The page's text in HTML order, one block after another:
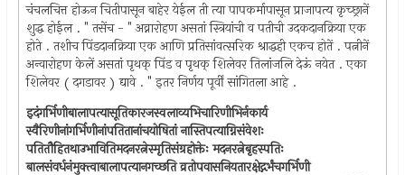
चंचलचित्त होऊन चितीपासून बाहेर येईल ती त्या पापकर्मापासून प्राजापत्य कृच्छ्रानें
शुद्ध होईल . " तसेंच - " अव्नारोहण असतां स्त्रियांची व पतीची उदकदानक्रिया एक
होते . तशीच पिंडदानक्रिया एक आणि प्रतिसांवत्सरिक श्राद्धही एकच होतें . पत्नीनें
अन्वारोहण केलें असतां पृथक् पिंड व पृथक् शिलेवर तिलांजलि देऊं नयेत . एका
शिलेवर ( दगडावर ) द्यावे . " इतर निर्णय पूर्वीं सांगितला आहे .
इदंगर्भिणीबालापत्यासूतिकारजस्वलाव्यभिचारिणीभिर्नकार्य
स्वैरिणीनांगर्भिणीनांपतितानांचयोषितां नास्तिपत्याग्निसंवेशः
पतितौहितथाउभावितिमदनरत्नेस्मृतिसंग्रहोक्तेः मदनरत्नेबृहस्पतिः
बालसंवर्धनंमुक्त्वाबालापत्यानगच्छति व्रतोपवासनियतारक्षेद्गर्भंचगर्भिणी